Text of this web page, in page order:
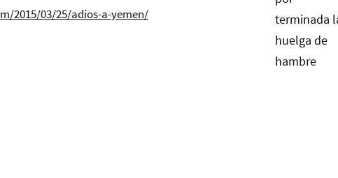
2015/03/25/adios-a-yemen/